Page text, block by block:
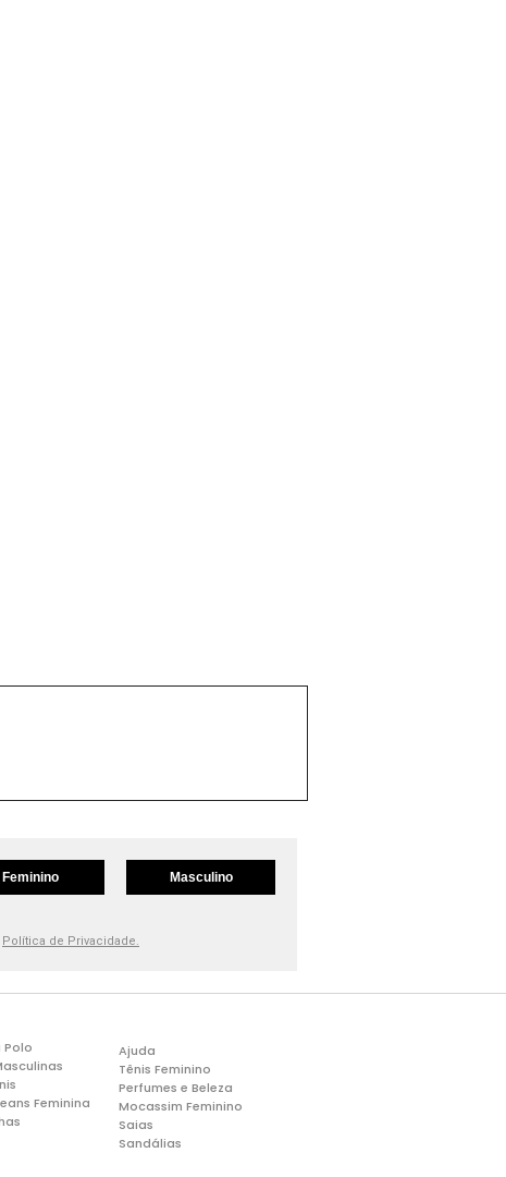
Feminino Masculino
Política de Privacidade.
Polo
Feminina
Ajuda
Tênis Feminino
Perfumes e Beleza
Mocassim Feminino
Saias
Sandálias